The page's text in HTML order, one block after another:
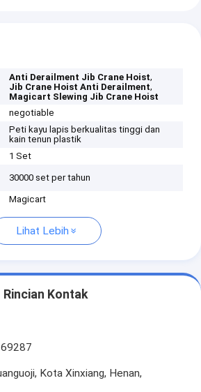
Anti Derailment Jib Crane Hoist,
Jib Crane Hoist Anti Derailment,
Magicart Slewing Jib Crane Hoist
negotiable
Peti kayu lapis berkualitas tinggi dan
kain tenun plastik
1 Set
30000 set per tahun
Magicart
Lihat Lebih
Rincian Kontak
Kota Xinxiang, Henan,